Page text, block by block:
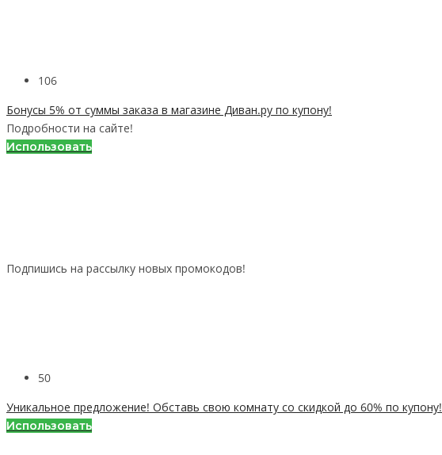
106
Бонусы 5% от суммы заказа в магазине Диван.ру по купону!
Подробности на сайте!
Использовать
Подпишись на рассылку новых промокодов!
50
Уникальное предложение! Обставь свою комнату со скидкой до 60% по купону!
Использовать